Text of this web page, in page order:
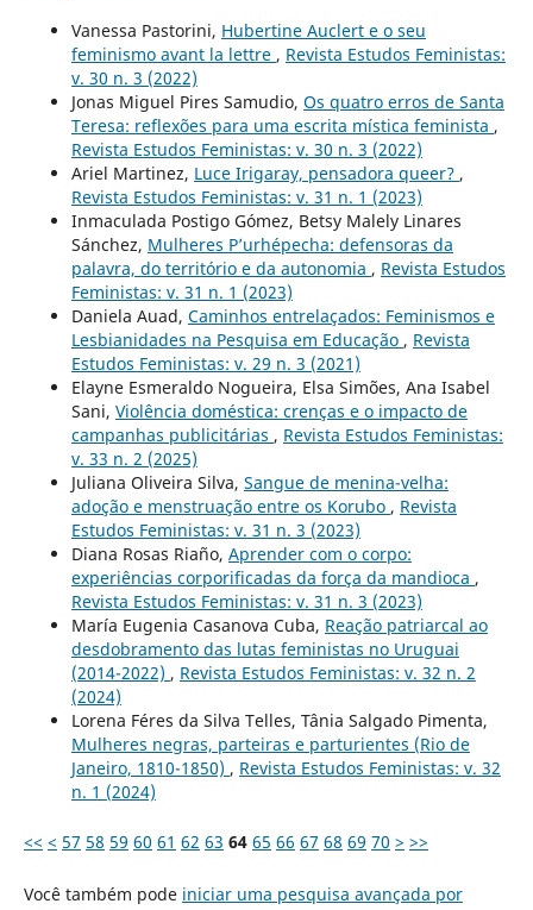
Vanessa Pastorini, Hubertine Auclert e o seu
feminismo avant la lettre , Revista Estudos Feministas:
v. 30 n. 3 (2022)
Jonas Miguel Pires Samudio, Os quatro erros de Santa
Teresa: reflexões para uma escrita mística feminista ,
Revista Estudos Feministas: v. 30 n. 3 (2022)
Ariel Martinez, Luce Irigaray, pensadora queer? ,
Revista Estudos Feministas: v. 31 n. 1 (2023)
Inmaculada Postigo Gómez, Betsy Malely Linares
Sánchez, Mulheres P’urhépecha: defensoras da
palavra, do território e da autonomia , Revista Estudos
Feministas: v. 31 n. 1 (2023)
Daniela Auad, Caminhos entrelaçados: Feminismos e
Lesbianidades na Pesquisa em Educação , Revista
Estudos Feministas: v. 29 n. 3 (2021)
Elayne Esmeraldo Nogueira, Elsa Simões, Ana Isabel
Sani, Violência doméstica: crenças e o impacto de
campanhas publicitárias , Revista Estudos Feministas:
v. 33 n. 2 (2025)
Juliana Oliveira Silva, Sangue de menina-velha:
adoção e menstruação entre os Korubo , Revista
Estudos Feministas: v. 31 n. 3 (2023)
Diana Rosas Riaño, Aprender com o corpo:
experiências corporificadas da força da mandioca ,
Revista Estudos Feministas: v. 31 n. 3 (2023)
María Eugenia Casanova Cuba, Reação patriarcal ao
desdobramento das lutas feministas no Uruguai
(2014-2022) , Revista Estudos Feministas: v. 32 n. 2
(2024)
Lorena Féres da Silva Telles, Tânia Salgado Pimenta,
Mulheres negras, parteiras e parturientes (Rio de
Janeiro, 1810-1850) , Revista Estudos Feministas: v. 32
n. 1 (2024)
<< < 57 58 59 60 61 62 63 64 65 66 67 68 69 70 > >>
Você também pode iniciar uma pesquisa avançada por